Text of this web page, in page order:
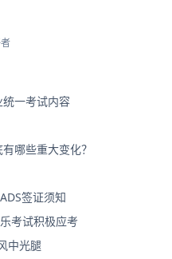
一考试内容
哪些重大变化？
签证须知
考试积极应考
中光腿